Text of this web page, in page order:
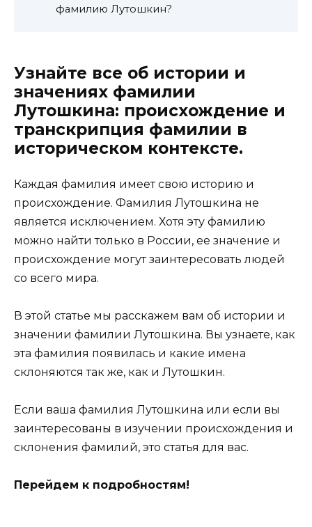
фамилию Лутошкин?
Узнайте все об истории и
значениях фамилии
Лутошкина: происхождение и
транскрипция фамилии в
историческом контексте.
Каждая фамилия имеет свою историю и
происхождение. Фамилия Лутошкина не
является исключением. Хотя эту фамилию
можно найти только в России, ее значение и
происхождение могут заинтересовать людей
со всего мира.
В этой статье мы расскажем вам об истории и
значении фамилии Лутошкина. Вы узнаете, как
эта фамилия появилась и какие имена
склоняются так же, как и Лутошкин.
Если ваша фамилия Лутошкина или если вы
заинтересованы в изучении происхождения и
склонения фамилий, это статья для вас.
Перейдем к подробностям!